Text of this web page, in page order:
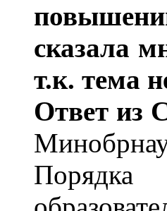
сказала
т.к. тема
Ответ из